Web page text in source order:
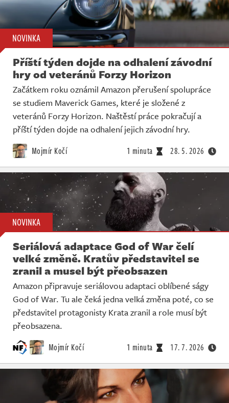
NOVINKA
Příští týden dojde na odhalení závodní
hry od veteránů Forzy Horizon
Začátkem roku oznámil Amazon přerušení spolupráce
se studiem Maverick Games, které je složené z
veteránů Forzy Horizon. Naštěstí práce pokračují a
příští týden dojde na odhalení jejich závodní hry.
Mojmír Kočí 1 minuta 28. 5. 2026
NOVINKA
Seriálová adaptace God of War čelí
velké změně. Kratův představitel se
zranil a musel být přeobsazen
Amazon připravuje seriálovou adaptaci oblíbené ságy
God of War. Tu ale čeká jedna velká změna poté, co se
představitel protagonisty Krata zranil a role musí být
přeobsazena.
Mojmír Kočí 1 minuta 17. 7. 2026